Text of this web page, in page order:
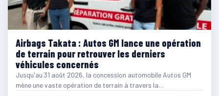
Airbags Takata : Autos GM lance une opération
de terrain pour retrouver les derniers
véhicules concernés
Jusqu'au 31 août 2026, la concession automobile Autos GM
mène une vaste opération de terrain à travers la…